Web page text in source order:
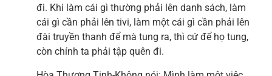
đi. Khi làm cái gì thường phải lên danh sách, làm
cái gì cần phải lên tivi, làm một cái gì cần phải lên
đài truyền thanh để mà tung ra, thì cứ để họ tung,
còn chính ta phải tập quên đi.